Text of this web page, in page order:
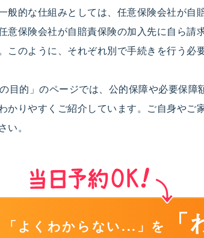
般的な仕組みとしては、任意保険会社が
意保険会社が自賠責保険の加入先に自ら請
このように、それぞれ別で手続きを行う必
の目的」のページでは、公的保障や必要保
かりやすくご紹介しています。ご自身やご
い。
「よくわからない...」を